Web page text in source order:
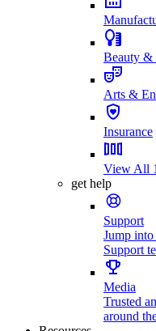
Beauty &
Arts &
Insurance
View All
get help
Support
Jump
Support
Media
Trusted
around